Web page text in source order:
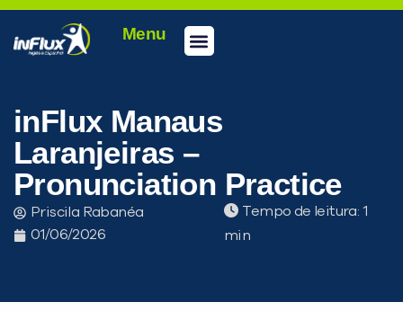
Menu
inFlux Manaus
Laranjeiras –
Pronunciation Practice
Priscila Rabanéa
01/06/2026
Tempo de leitura: